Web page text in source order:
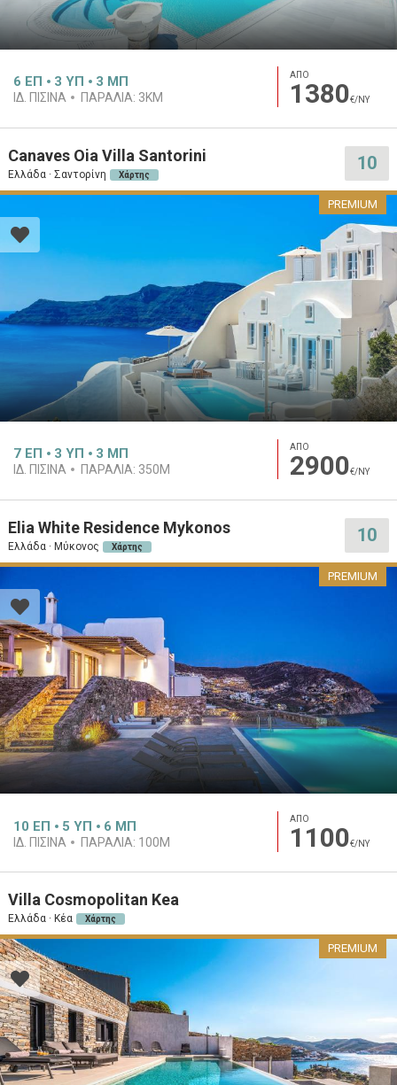
6 ΕΠ 3 ΥΠ 3 ΜΠ
ΙΔ. ΠΙΣΊΝΑ ΠΑΡΑΛΊΑ: 3KM
ΑΠΟ
1380€/ΝΥ
Canaves Oia Villa Santorini
Ελλάδα · Σαντορίνη Χάρτης
10
PREMIUM
7 ΕΠ 3 ΥΠ 3 ΜΠ
ΙΔ. ΠΙΣΊΝΑ ΠΑΡΑΛΊΑ: 350M
ΑΠΟ
2900€/ΝΥ
Elia White Residence Mykonos
Ελλάδα · Μύκονος Χάρτης
10
PREMIUM
10 ΕΠ 5 ΥΠ 6 ΜΠ
ΙΔ. ΠΙΣΊΝΑ ΠΑΡΑΛΊΑ: 100M
ΑΠΟ
1100€/ΝΥ
Villa Cosmopolitan Kea
Ελλάδα · Κέα Χάρτης
PREMIUM